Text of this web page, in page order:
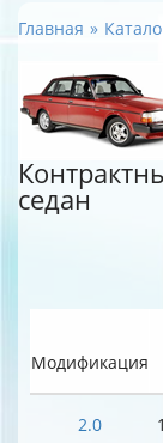
Главная
седан
Модификация
2.0